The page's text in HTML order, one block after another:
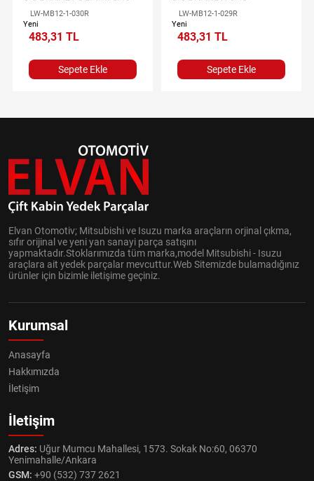
LW-MB12-1-030R
Yeni
483,31 TL
Sepete Ekle
LW-MB12-1-029R
Yeni
483,31 TL
Sepete Ekle
Elvan Otomotiv; Mitsubishi ve Isuzu marka araçların orjinal çıkma,
sıfır orijinal ve yeni yan sanayi parça satışını
yapmaktadır.Stoklarımızda tüm marka,model Mitsubishi - Isuzu
araçlara ait yedek parçalar mevcuttur.Web Sitemizde bulamadığınız
ürünler için bizimle iletişime geçiniz.
Kurumsal
Anasayfa
Hakkımızda
İletişim
İletişim
Adres: Uğur Mumcu Mahallesi, 1573. Sokak No:60, 06370
Yenimahalle/Ankara
GSM: +90 (532) 737 2621